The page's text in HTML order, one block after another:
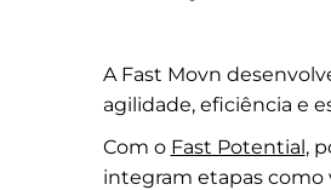
A Fast Movn
agilidade, eficiência e
Com o Fast Potential,
integram etapas como